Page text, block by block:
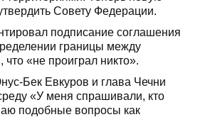
Совету Федерации.
подписание соглашения
границы между
что «не проиграл никто».
Бек Евкуров и глава Чечни
«У меня спрашивали, кто
подобные вопросы как